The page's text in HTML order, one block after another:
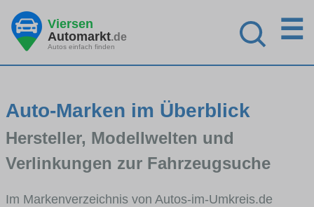
Viersen
Automarkt.de
Autos einfach finden
☰
Auto-Marken im Überblick
Hersteller, Modellwelten und
Verlinkungen zur Fahrzeugsuche
Im Markenverzeichnis von Autos-im-Umkreis.de